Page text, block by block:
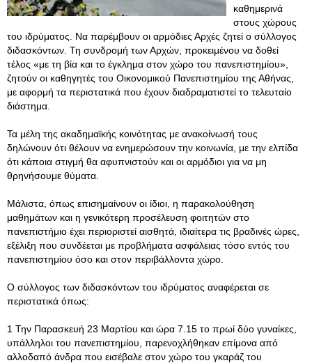
καθημερινά
στους χώρους
του ιδρύματος. Να παρέμβουν οι αρμόδιες Αρχές ζητεί ο σύλλογος
διδασκόντων. Τη συνδρομή των Αρχών, προκειμένου να δοθεί
τέλος «με τη βία και το έγκλημα στον χώρο του πανεπιστημίου»,
ζητούν οι καθηγητές του Οικονομικού Πανεπιστημίου της Αθήνας,
με αφορμή τα περιστατικά που έχουν διαδραματιστεί το τελευταίο
διάστημα.
Τα μέλη της ακαδημαϊκής κοινότητας με ανακοίνωσή τους
δηλώνουν ότι θέλουν να ενημερώσουν την κοινωνία, με την ελπίδα
ότι κάποια στιγμή θα αφυπνιστούν και οι αρμόδιοι για να μη
θρηνήσουμε θύματα.
Μάλιστα, όπως επισημαίνουν οι ίδιοι, η παρακολούθηση
μαθημάτων και η γενικότερη προσέλευση φοιτητών στο
πανεπιστήμιο έχει περιοριστεί αισθητά, ιδιαίτερα τις βραδινές ώρες,
εξέλιξη που συνδέεται με προβλήματα ασφάλειας τόσο εντός του
πανεπιστημίου όσο και στον περιβάλλοντα χώρο.
Ο σύλλογος των διδασκόντων του ιδρύματος αναφέρεται σε
περιστατικά όπως:
1 Την Παρασκευή 23 Μαρτίου και ώρα 7.15 το πρωί δύο γυναίκες,
υπάλληλοι του πανεπιστημίου, παρενοχλήθηκαν επίμονα από
αλλοδαπό άνδρα που εισέβαλε στον χώρο του γκαράζ του